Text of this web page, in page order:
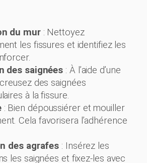
du mur: Nettoyez
les fissures et identifiez les
des saignées : À l’aide d’une
des saignées
à la fissure.
: Bien dépoussiérer et mouiller
Cela favorisera l’adhérence
des agrafes : Insérez les
les saignées et fixez-les avec